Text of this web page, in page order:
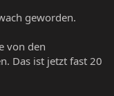
geworden.
von den
Das ist jetzt fast 20